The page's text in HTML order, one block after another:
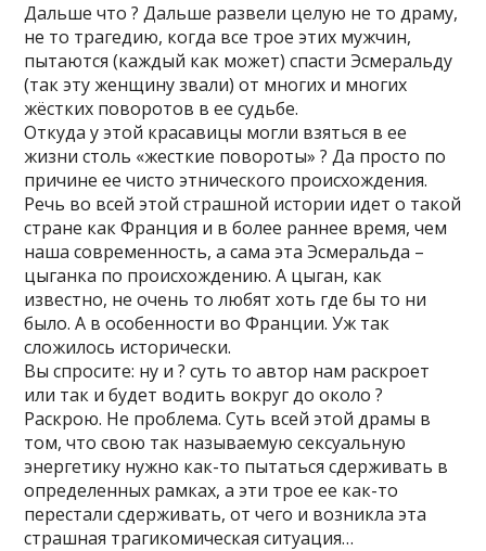
Дальше что ? Дальше развели целую не то драму,
не то трагедию, когда все трое этих мужчин,
пытаются (каждый как может) спасти Эсмеральду
(так эту женщину звали) от многих и многих
жёстких поворотов в ее судьбе.
Откуда у этой красавицы могли взяться в ее
жизни столь «жесткие повороты» ? Да просто по
причине ее чисто этнического происхождения.
Речь во всей этой страшной истории идет о такой
стране как Франция и в более раннее время, чем
наша современность, а сама эта Эсмеральда –
цыганка по происхождению. А цыган, как
известно, не очень то любят хоть где бы то ни
было. А в особенности во Франции. Уж так
сложилось исторически.
Вы спросите: ну и ? суть то автор нам раскроет
или так и будет водить вокруг до около ?
Раскрою. Не проблема. Суть всей этой драмы в
том, что свою так называемую сексуальную
энергетику нужно как-то пытаться сдерживать в
определенных рамках, а эти трое ее как-то
перестали сдерживать, от чего и возникла эта
страшная трагикомическая ситуация…